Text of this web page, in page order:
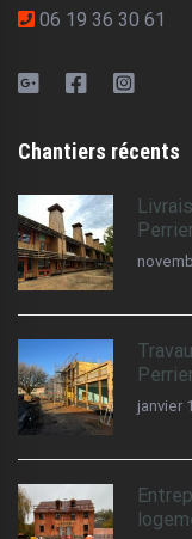
06 19 36 30 61
Chantiers récents
janvier